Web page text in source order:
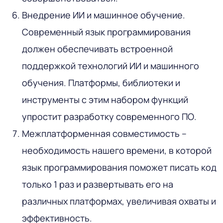
Внедрение ИИ и машинное обучение.
Современный язык программирования
должен обеспечивать встроенной
поддержкой технологий ИИ и машинного
обучения. Платформы, библиотеки и
инструменты с этим набором функций
упростит разработку современного ПО.
Межплатформенная совместимость –
необходимость нашего времени, в которой
язык программирования поможет писать код
только 1 раз и развертывать его на
различных платформах, увеличивая охваты и
эффективность.